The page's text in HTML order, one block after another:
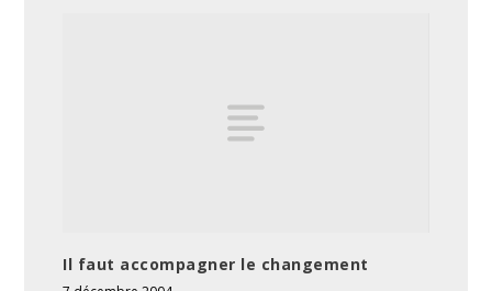
Il faut accompagner le changement